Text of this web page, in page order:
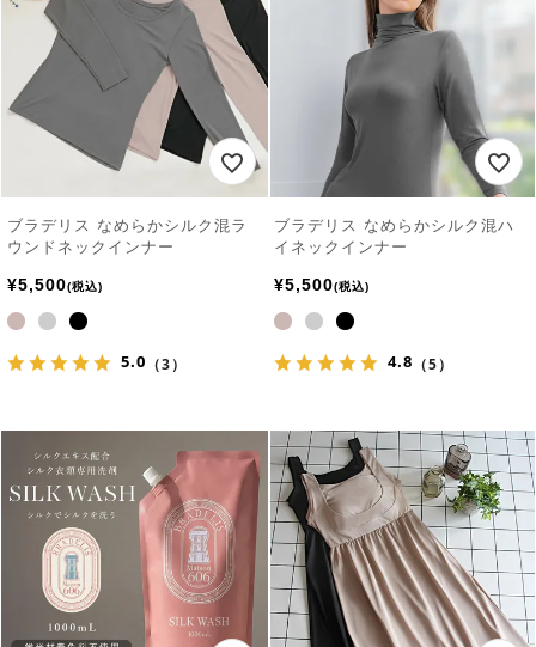
ブラデリス なめらかシルク混ラ
ウンドネックインナー
¥5,500 税込
5.0 （3）
ブラデリス なめらかシルク混ハ
イネックインナー
¥5,500 税込
4.8 （5）